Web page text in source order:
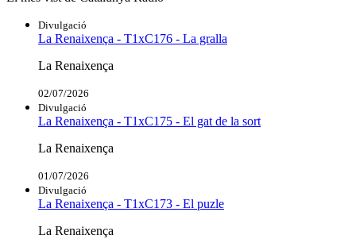
Divulgació
La Renaixença - T1xC176 - La gralla
La Renaixença
02/07/2026
Divulgació
La Renaixença - T1xC175 - El gat de la sort
La Renaixença
01/07/2026
Divulgació
La Renaixença - T1xC173 - El puzle
La Renaixença